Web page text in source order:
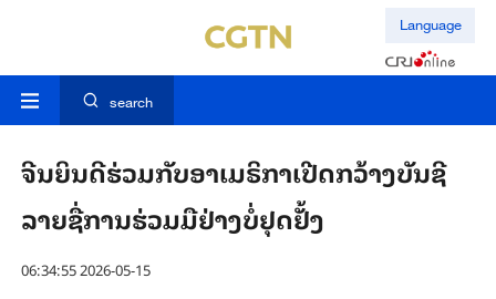
Language
search
ຈີນ​ຍິນ​ດີ​ຮ່ວມ​ກັບ​ອາ​ເມ​ຣິ​ກາ​ເປີດກວ້າງ​ບັນ​ຊີ​
ລາຍ​ຊື່​ການ​ຮ່ວມ​ມື​ຢ່າງ​ບໍ່​ຢຸດ​ຢັ້ງ
06:34:55 2026-05-15